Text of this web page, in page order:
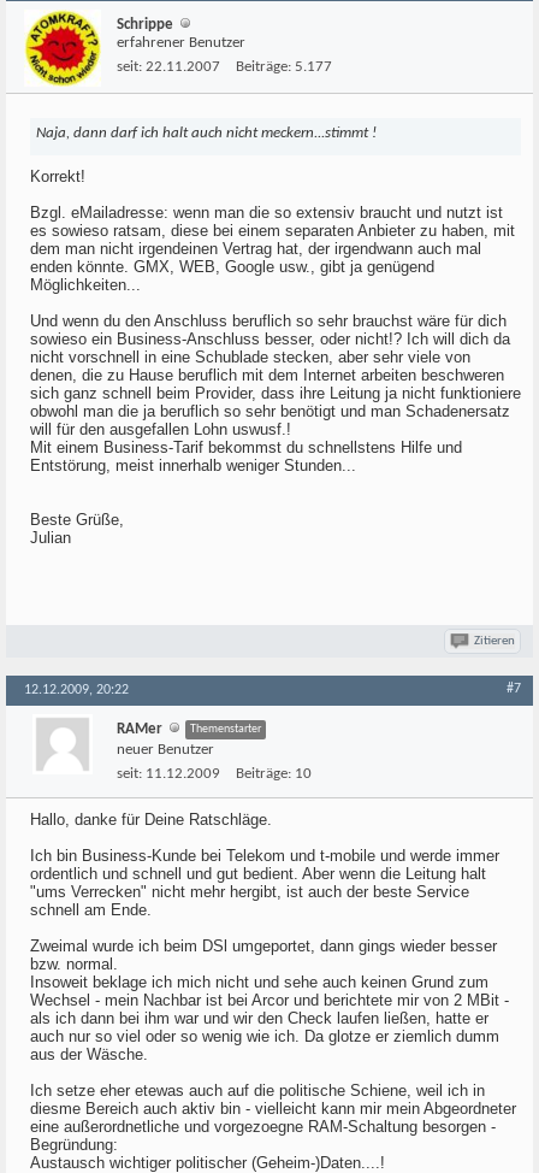
Schrippe
erfahrener Benutzer
seit: 22.11.2007 Beiträge: 5.177
Naja, dann darf ich halt auch nicht meckern...stimmt !
Korrekt!
Bzgl. eMailadresse: wenn man die so extensiv braucht und nutzt ist
es sowieso ratsam, diese bei einem separaten Anbieter zu haben, mit
dem man nicht irgendeinen Vertrag hat, der irgendwann auch mal
enden könnte. GMX, WEB, Google usw., gibt ja genügend
Möglichkeiten...
Und wenn du den Anschluss beruflich so sehr brauchst wäre für dich
sowieso ein Business-Anschluss besser, oder nicht!? Ich will dich da
nicht vorschnell in eine Schublade stecken, aber sehr viele von
denen, die zu Hause beruflich mit dem Internet arbeiten beschweren
sich ganz schnell beim Provider, dass ihre Leitung ja nicht funktioniere
obwohl man die ja beruflich so sehr benötigt und man Schadenersatz
will für den ausgefallen Lohn uswusf.!
Mit einem Business-Tarif bekommst du schnellstens Hilfe und
Entstörung, meist innerhalb weniger Stunden...
Beste Grüße,
Julian
Zitieren
12.12.2009, 20:22 #7
RAMer Themenstarter
neuer Benutzer
seit: 11.12.2009 Beiträge: 10
Hallo, danke für Deine Ratschläge.
Ich bin Business-Kunde bei Telekom und t-mobile und werde immer
ordentlich und schnell und gut bedient. Aber wenn die Leitung halt
"ums Verrecken" nicht mehr hergibt, ist auch der beste Service
schnell am Ende.
Zweimal wurde ich beim DSl umgeportet, dann gings wieder besser
bzw. normal.
Insoweit beklage ich mich nicht und sehe auch keinen Grund zum
Wechsel - mein Nachbar ist bei Arcor und berichtete mir von 2 MBit -
als ich dann bei ihm war und wir den Check laufen ließen, hatte er
auch nur so viel oder so wenig wie ich. Da glotze er ziemlich dumm
aus der Wäsche.
Ich setze eher etewas auch auf die politische Schiene, weil ich in
diesme Bereich auch aktiv bin - vielleicht kann mir mein Abgeordneter
eine außerordnetliche und vorgezoegne RAM-Schaltung besorgen -
Begründung:
Austausch wichtiger politischer (Geheim-)Daten....!